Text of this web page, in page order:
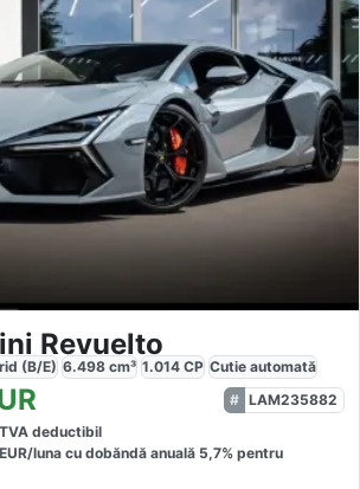
Autentifică-te
Nu ai oferte favorite
Revuelto
(B/E) 6.498cm³ 1.014CP Cutie automată
LAM235882
deductibil
lunacu dobăndă anuală 5,7% pentru